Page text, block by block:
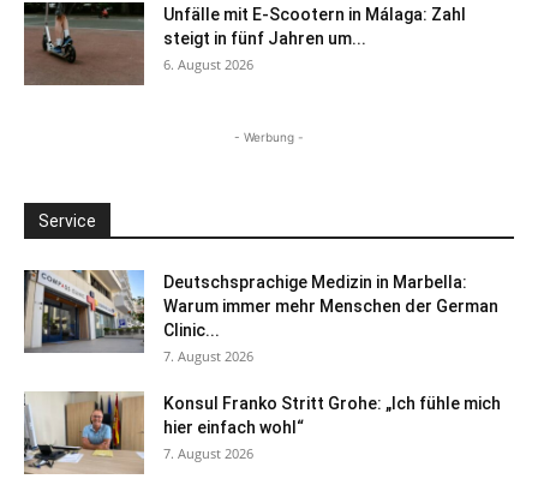
Unfälle mit E-Scootern in Málaga: Zahl
steigt in fünf Jahren um...
6. August 2026
- Werbung -
Service
Deutschsprachige Medizin in Marbella:
Warum immer mehr Menschen der German
Clinic...
7. August 2026
Konsul Franko Stritt Grohe: „Ich fühle mich
hier einfach wohl“
7. August 2026